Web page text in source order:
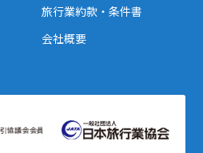
旅行業約款・条件書
会社概要